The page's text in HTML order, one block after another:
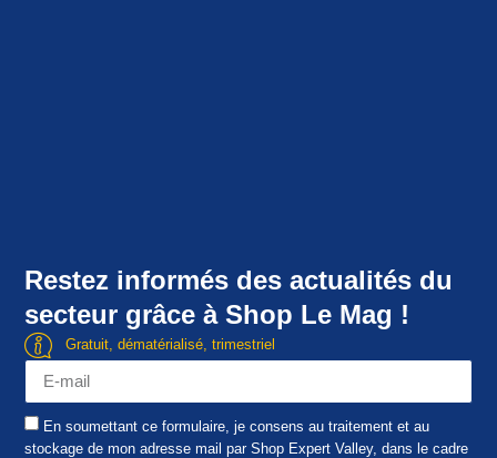
Restez informés des actualités du
secteur grâce à Shop Le Mag !
Gratuit, dématérialisé, trimestriel
En soumettant ce formulaire, je consens au traitement et au
stockage de mon adresse mail par Shop Expert Valley, dans le cadre